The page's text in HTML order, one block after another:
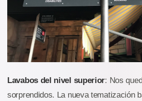
Lavabos del nivel superior: Nos
sorprendidos. La nueva tematización